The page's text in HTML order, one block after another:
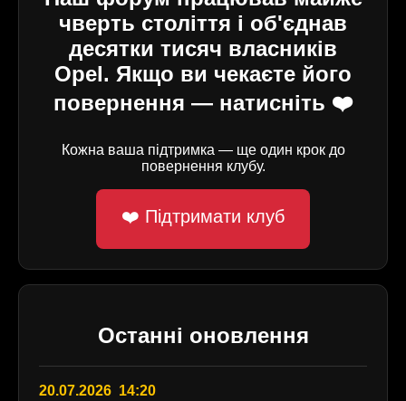
чверть століття і об'єднав
десятки тисяч власників
Opel. Якщо ви чекаєте його
повернення — натисніть ❤️
Кожна ваша підтримка — ще один крок до
повернення клубу.
❤️ Підтримати клуб
Останні оновлення
20.07.2026 14:20